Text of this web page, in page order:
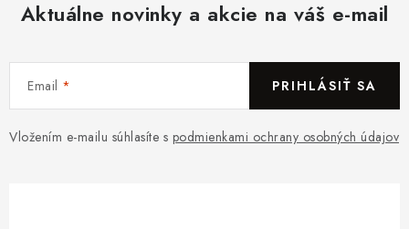
Aktuálne novinky a akcie na váš e-mail
Email
Vložením e-mailu súhlasíte s podmienkami ochrany osobných údajov
PRIHLÁSIŤ SA